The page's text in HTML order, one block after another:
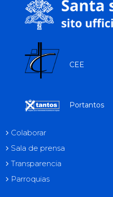
CEE
Portantos
Colaborar
Sala de prensa
Transparencia
Parroquias